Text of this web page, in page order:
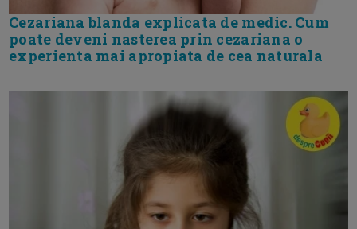
Cezariana blanda explicata de medic. Cum
poate deveni nasterea prin cezariana o
experienta mai apropiata de cea naturala